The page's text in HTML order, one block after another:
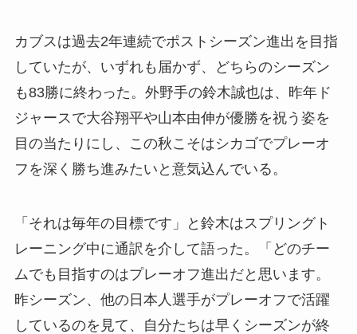
カブスは過去2年連続でポストシーズン進出を目指
していたが、いずれも届かず、どちらのシーズン
も83勝に終わった。外野手の鈴木誠也は、昨年ド
ジャースで大谷翔平や山本由伸が優勝を祝う姿を
目の当たりにし、この秋こそはシカゴでプレーオ
フを深く勝ち進みたいと意気込んでいる。
「それは毎年の目標です」と鈴木はスプリングト
レーニング中に通訳を介して語った。「どのチー
ムでも目指すのはプレーオフ進出だと思います。
昨シーズン、他の日本人選手がプレーオフで活躍
しているのを見て、自分たちは早くシーズンが終